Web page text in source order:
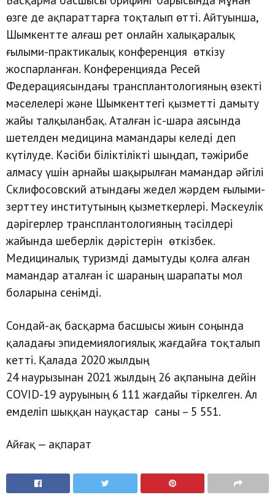
өзге де ақпараттарға тоқталып өтті. Айтуынша,
Шымкентте алғаш рет онлайн халықаралық
ғылыми-практикалық конференция өткізу
жоспарланған. Конференцияда Ресей
Федерациясындағы трансплантологияның өзекті
мәселелері және Шымкенттегі қызметті дамыту
жайы талқыланбақ. Аталған іс-шара аясында
шетелден медицина мамандары келеді деп
күтілуде. Кәсіби біліктілікті шыңдап, тәжірибе
алмасу үшін арнайы шақырылған мамандар әйгілі
Склифосовский атындағы жедел жәрдем ғылыми-
зерттеу институтының қызметкерлері. Мәскеулік
дәрігерлер трансплантологияның тәсілдері
жайында шеберлік дәрістерін өткізбек.
Медициналық туризмді дамытуды қолға алған
мамандар аталған іс шараның шарапаты мол
боларына сенімді.
Сондай-ақ басқарма басшысы жиын соңында
қаладағы эпидемиялогиялық жағдайға тоқталып
кетті. Қалада 2020 жылдың
24 наурызынан 2021 жылдың 26 ақпанына дейін
COVID-19 ауруының 6 111 жағдайы тіркелген. Ал
емделіп шыққан науқастар саны – 5 551.
Айғақ — ақпарат